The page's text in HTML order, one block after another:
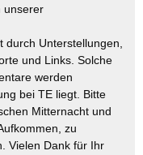
unserer
durch Unterstellungen,
und Links. Solche
werden
bei TE liegt. Bitte
Mitternacht und
zu
Vielen Dank für Ihr